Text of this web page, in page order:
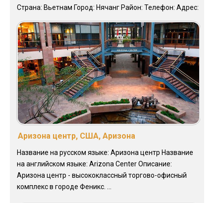
Страна: Вьетнам Город: Нячанг Район: Телефон: Адрес:
Аризона центр, США, Аризона
Название на русском языке: Аризона центр Название
на английском языке: Arizona Center Описание:
Аризона центр - высококлассный торгово-офисный
комплекс в городе Феникс. ...